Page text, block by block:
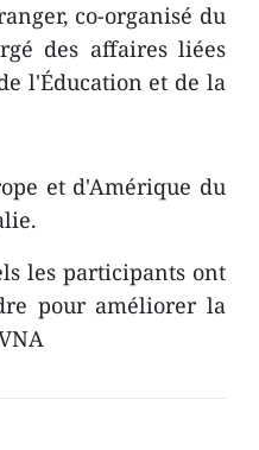
co-organisé du
des affaires liées
l'Éducation et de la
et d'Amérique du
les participants ont
pour améliorer la